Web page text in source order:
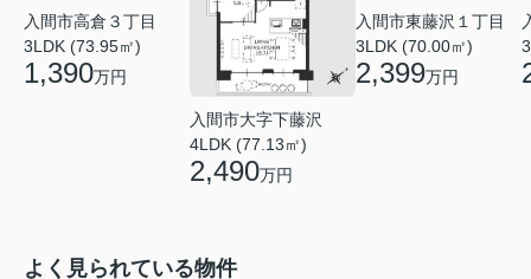
入間市高倉３丁目
3LDK (73.95㎡)
1,390万円
入間市大字下藤沢
4LDK (77.13㎡)
2,490万円
入間市東藤沢１丁目
3LDK (70.00㎡)
2,399万円
よく見られている物件